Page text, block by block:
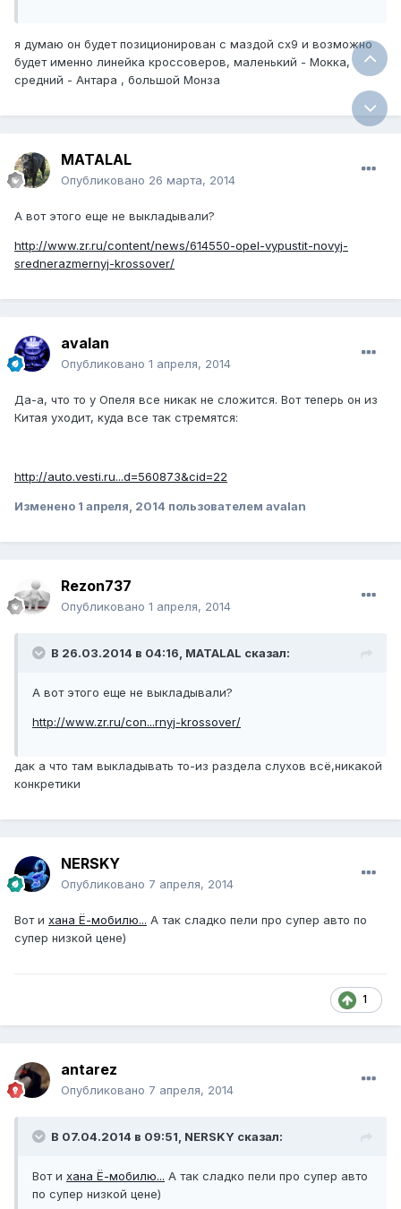
я думаю он будет позиционирован с маздой сх9 и возможно
будет именно линейка кроссоверов, маленький - Мокка,
средний - Антара , большой Монза
MATALAL
Опубликовано 26 марта, 2014
А вот этого еще не выкладывали?
http://www.zr.ru/content/news/614550-opel-vypustit-novyj-
srednerazmernyj-krossover/
avalan
Опубликовано 1 апреля, 2014
Да-а, что то у Опеля все никак не сложится. Вот теперь он из
Китая уходит, куда все так стремятся:
http://auto.vesti.ru...d=560873&cid=22
Изменено 1 апреля, 2014 пользователем avalan
Rezon737
Опубликовано 1 апреля, 2014
В 26.03.2014 в 04:16, MATALAL сказал:
А вот этого еще не выкладывали?
http://www.zr.ru/con...rnyj-krossover/
дак а что там выкладывать то-из раздела слухов всё,никакой
конкретики
NERSKY
Опубликовано 7 апреля, 2014
Вот и хана Ё-мобилю... А так сладко пели про супер авто по
супер низкой цене)
1
antarez
Опубликовано 7 апреля, 2014
В 07.04.2014 в 09:51, NERSKY сказал:
Вот и хана Ё-мобилю... А так сладко пели про супер авто
по супер низкой цене)